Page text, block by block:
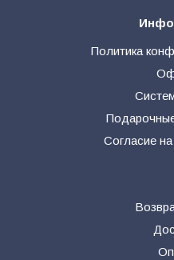
Политика
Согласие